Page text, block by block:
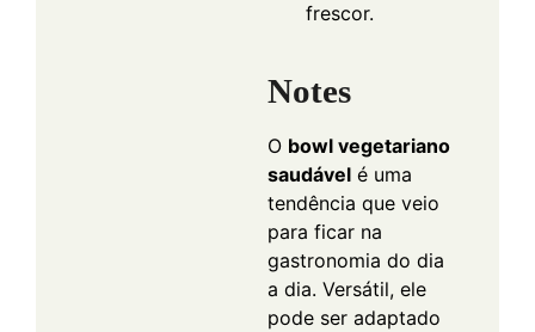
frescor.
Notes
O bowl vegetariano
saudável é uma
tendência que veio
para ficar na
gastronomia do dia
a dia. Versátil, ele
pode ser adaptado